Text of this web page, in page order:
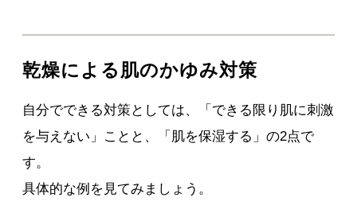
乾燥による肌のかゆみ対策
自分でできる対策としては、「できる限り肌に刺激
を与えない」ことと、「肌を保湿する」の2点で
す。
具体的な例を見てみましょう。